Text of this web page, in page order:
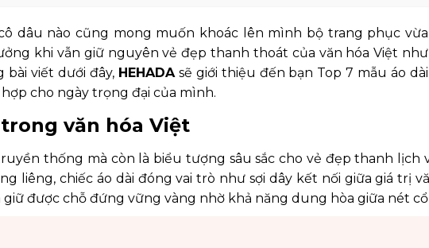
dâu nào cũng mong muốn khoác lên mình bộ trang phục
khi vẫn giữ nguyên vẻ đẹp thanh thoát của văn hóa Việt
bài viết dưới đây, HEHADAsẽ giới thiệu đến bạn Top 7 mẫu áo
cho ngày trọng đại của mình.
văn hóa Việt
thống mà còn là biểu tượng sâu sắc cho vẻ đẹp thanh lịch
liêng, chiếc áo dài đóng vai trò như sợi dây kết nối giữa giá trị
được chỗ đứng vững vàng nhờ khả năng dung hòa giữa nét cổ